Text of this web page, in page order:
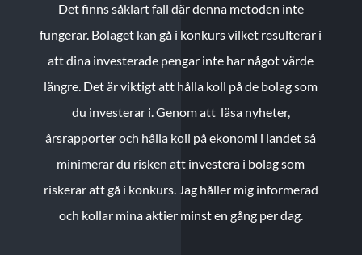
Det finns såklart fall där denna metoden inte
fungerar. Bolaget kan gå i konkurs vilket resulterar i
att dina investerade pengar inte har något värde
längre. Det är viktigt att hålla koll på de bolag som
du investerar i. Genom att läsa nyheter,
årsrapporter och hålla koll på ekonomi i landet så
minimerar du risken att investera i bolag som
riskerar att gå i konkurs. Jag håller mig informerad
och kollar mina aktier minst en gång per dag.